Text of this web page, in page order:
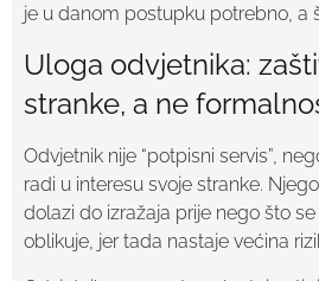
je u danom postupku potrebno, a
Uloga odvjetnika:
stranke, a ne
Odvjetnik nije “potpisni servis”,
radi u interesu svoje stranke.
dolazi do izražaja prije nego što
oblikuje, jer tada nastaje većina